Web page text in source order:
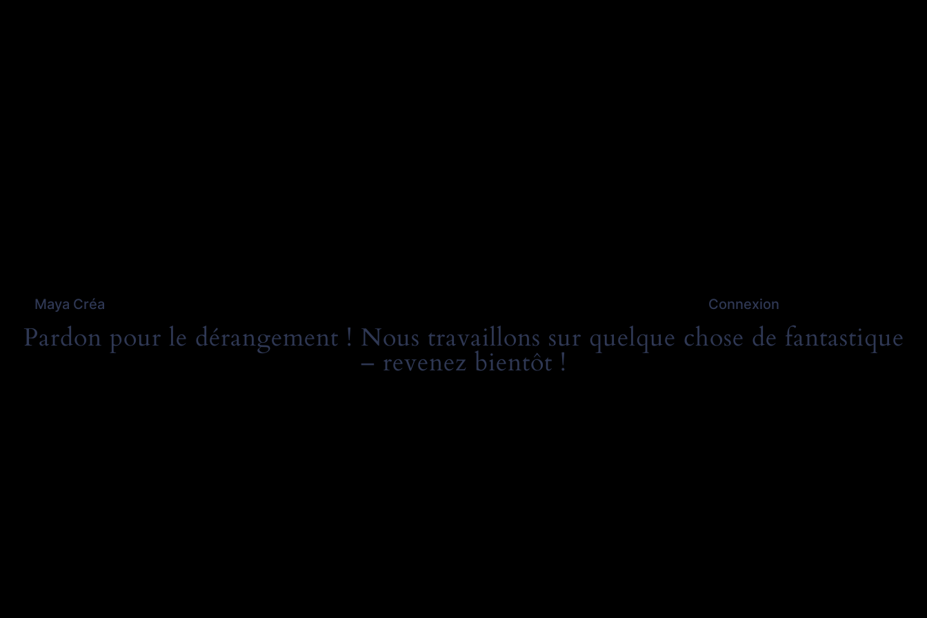
Maya Créa Connexion
Pardon pour le dérangement ! Nous travaillons sur quelque chose de fantastique
– revenez bientôt !